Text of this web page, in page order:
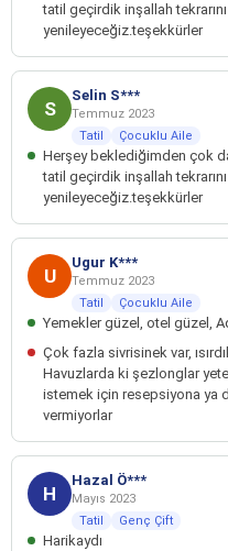
tatil geçirdik inşallah
yenileyeceğiz.teşekkürler
S
Selin S***
Temmuz 2023
Tatil
Çocuklu Aile
Herşey beklediğimden çok
tatil geçirdik inşallah
yenileyeceğiz.teşekkürler
U
Ugur K***
Temmuz 2023
Tatil
Çocuklu Aile
Yemekler güzel, otel güzel,
Çok fazla sivrisinek var,
Havuzlarda ki şezlonglar
istemek için resepsiyona ya
vermiyorlar
H
Hazal Ö***
Mayıs 2023
Tatil
Genç Çift
Harikaydı